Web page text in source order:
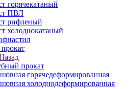
горячекатаный
ПВЛ
рифленый
холоднокатаный
прокат
горячедеформированная
холоднодеформированная